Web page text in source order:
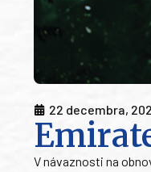
22 decembra,
V návaznosti na